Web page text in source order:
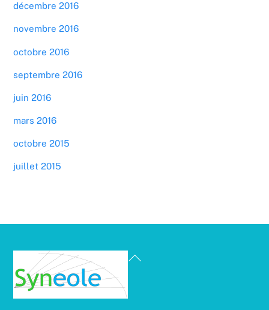
décembre 2016
novembre 2016
octobre 2016
septembre 2016
juin 2016
mars 2016
octobre 2015
juillet 2015